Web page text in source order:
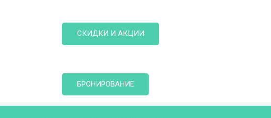
СКИДКИ И АКЦИИ
БРОНИРОВАНИЕ